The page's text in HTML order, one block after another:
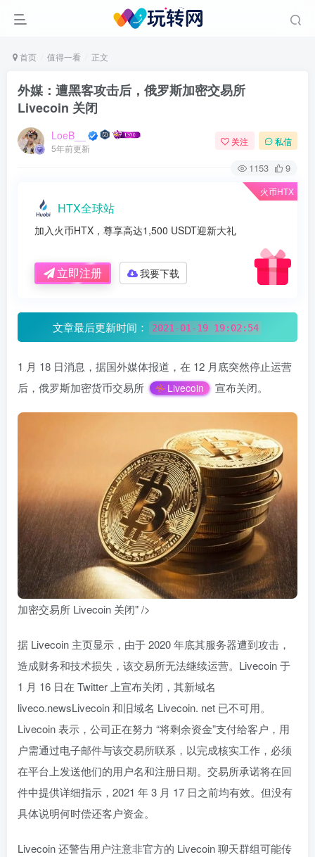
首页 值得一看 正文
外媒：遭黑客攻击后，俄罗斯加密交易所
Livecoin 关闭
LoeB__
5年前更新
关注 私信
1153 9
火币HTX
HTX全球站
加入火币HTX，尊享高达1,500 USDT迎新大礼
立即注册 我要下载
文章最后更新时间： 2021-01-19 19:02:54
1 月 18 日消息，据国外媒体报道，在 12 月底突然停止运营
后，俄罗斯加密货币交易所
Livecoin 宣布关闭。
加密交易所 Livecoin 关闭" />
据 Livecoin 主页显示，由于 2020 年底其服务器遭到攻击，
造成财务和技术损失，该交易所无法继续运营。Livecoin 于
1 月 16 日在 Twitter 上宣布关闭，其新域名
liveco.newsLivecoin 和旧域名 Livecoin. net 已不可用。
Livecoin 表示，公司正在努力 “将剩余资金”支付给客户，用
户需通过电子邮件与该交易所联系，以完成核实工作，必须
在平台上发送他们的用户名和注册日期。交易所承诺将在回
件中提供详细指示，2021 年 3 月 17 日之前均有效。但没有
具体说明何时偿还客户资金。
Livecoin 还警告用户注意非官方的 Livecoin 聊天群组可能传